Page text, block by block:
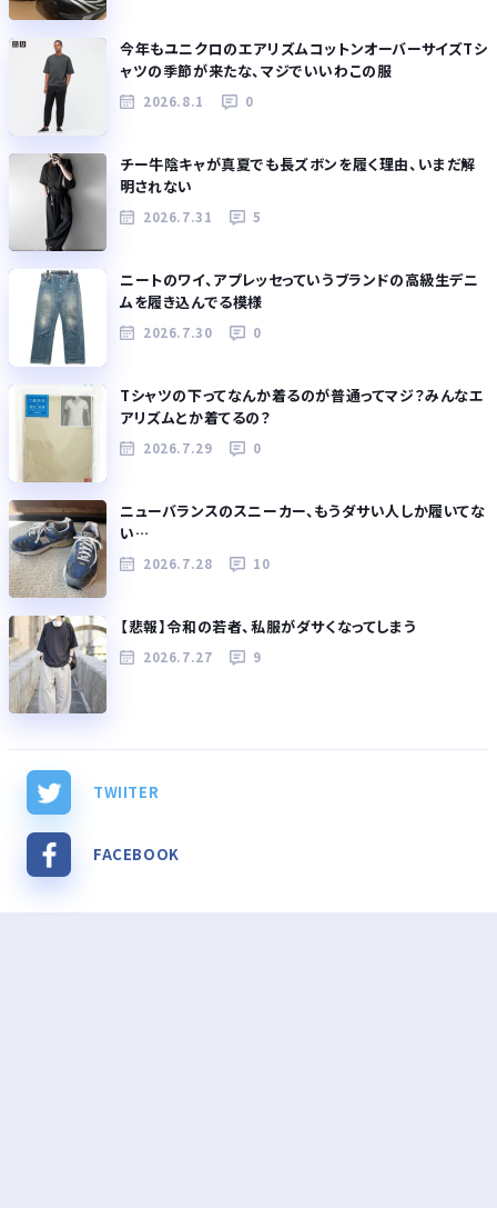
今年もユニクロのエアリズムコットンオーバーサイズTシ
ャツの季節が来たな、マジでいいわこの服
2026.8.1 0
チー牛陰キャが真夏でも長ズボンを履く理由、いまだ解
明されない
2026.7.31 5
ニートのワイ、アプレッセっていうブランドの高級生デニ
ムを履き込んでる模様
2026.7.30 0
Tシャツの下ってなんか着るのが普通ってマジ？みんなエ
アリズムとか着てるの？
2026.7.29 0
ニューバランスのスニーカー、もうダサい人しか履いてな
い…
2026.7.28 10
【悲報】令和の若者、私服がダサくなってしまう
2026.7.27 9
TWIITER
FACEBOOK